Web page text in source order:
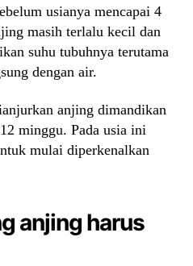
usianya mencapai 4
masih terlalu kecil dan
suhu tubuhnya terutama
dengan air.
anjing dimandikan
minggu. Pada usia ini
mulai diperkenalkan
anjing harus